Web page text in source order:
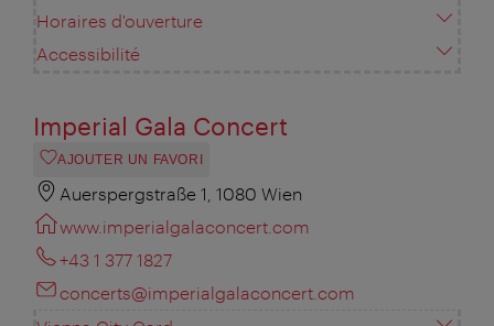
Horaires d'ouverture
Accessibilité
Imperial Gala Concert
AJOUTER UN FAVORI
Auerspergstraße 1, 1080 Wien
www.imperialgalaconcert.com
+43 1 377 1827
concerts@imperialgalaconcert.com